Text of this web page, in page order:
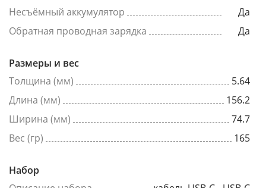
Несъёмный аккумулятор
Да
Обратная проводная зарядка
Да
Размеры и вес
Толщина (мм)
5.64
Длина (мм)
156.2
Ширина (мм)
74.7
Вес (гр)
165
Набор